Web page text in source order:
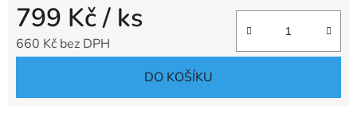
799 Kč/ ks
660 Kč bez DPH
DO KOŠÍKU